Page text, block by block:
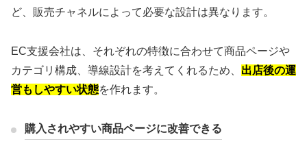
ど、販売チャネルによって必要な設計は異なります。
EC支援会社は、それぞれの特徴に合わせて商品ページや
カテゴリ構成、導線設計を考えてくれるため、 出店後の運
営もしやすい状態を作れます。
購入されやすい商品ページに改善できる